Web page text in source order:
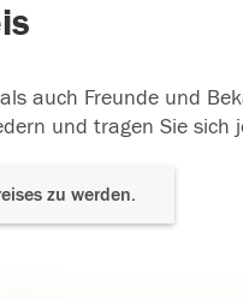
auch Freunde und
und tragen Sie sich
zu werden.